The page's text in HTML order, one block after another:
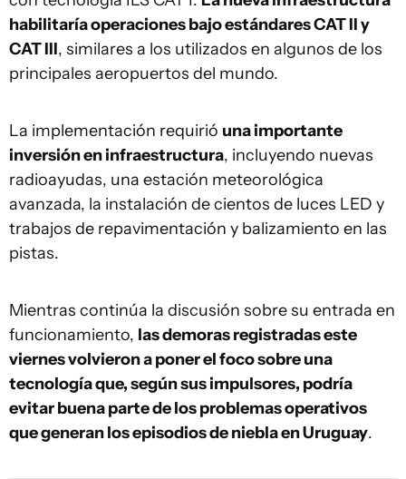
habilitaría operaciones bajo estándares CAT II y
CAT III, similares a los utilizados en algunos de los
principales aeropuertos del mundo.
La implementación requirió una importante
inversión en infraestructura, incluyendo nuevas
radioayudas, una estación meteorológica
avanzada, la instalación de cientos de luces LED y
trabajos de repavimentación y balizamiento en las
pistas.
Mientras continúa la discusión sobre su entrada en
funcionamiento, las demoras registradas este
viernes volvieron a poner el foco sobre una
tecnología que, según sus impulsores, podría
evitar buena parte de los problemas operativos
que generan los episodios de niebla en Uruguay.